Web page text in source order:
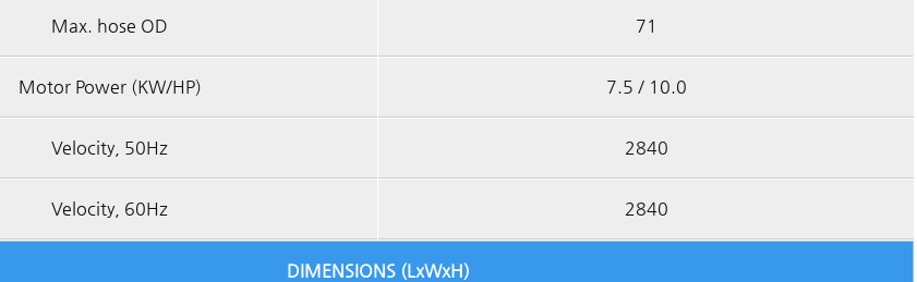
Max. hose OD 71
Motor Power (KW/HP) 7.5 / 10.0
Velocity, 50Hz 2840
Velocity, 60Hz 2840
DIMENSIONS (LxWxH)